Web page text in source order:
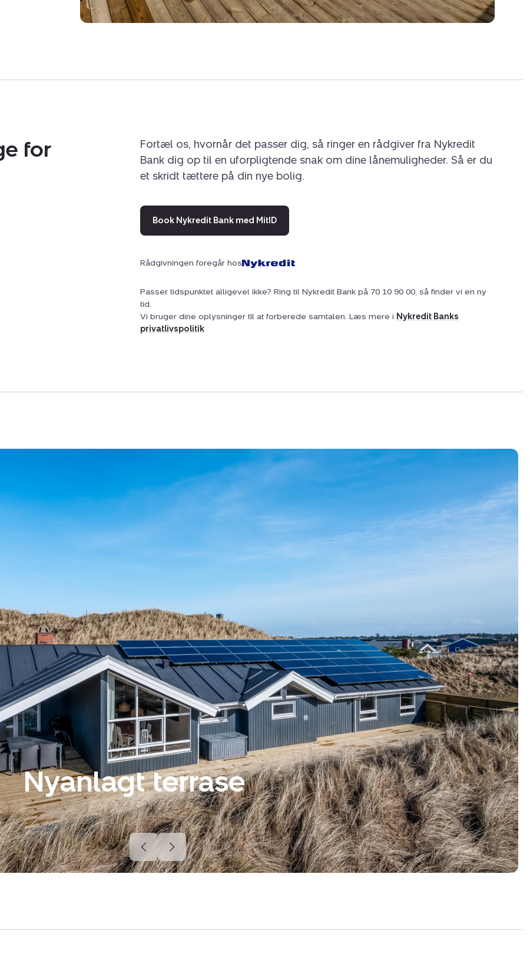
for
Fortæl os, hvornår det passer dig, så ringer en rådgiver fra Nykredit
Bank dig op til en uforpligtende snak om dine lånemuligheder. Så er du
et skridt tættere på din nye bolig.
Book Nykredit Bank med MitID
Rådgivningen foregår hos
Passer tidspunktet alligevel ikke? Ring til Nykredit Bank på 70 10 90 00, så finder vi en ny
tid.
Vi bruger dine oplysninger til at forberede samtalen. Læs mere i Nykredit Banks
privatlivspolitik
Nyanlagt terrase